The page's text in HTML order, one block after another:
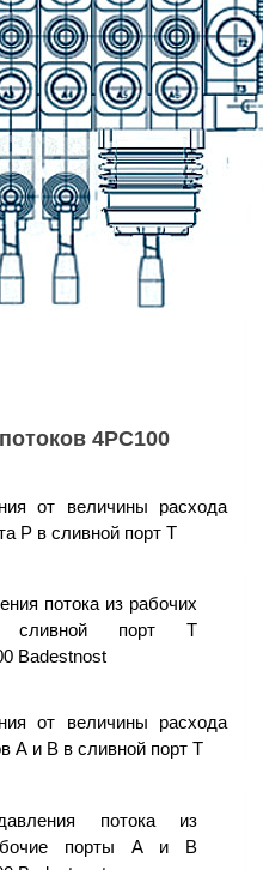
4РС100
от величины расхода
P в сливной порт T
от величины расхода
А и В в сливной порт T